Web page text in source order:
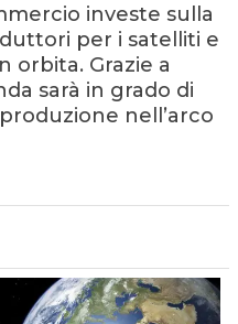
investe sulla
per i satelliti e
orbita. Grazie a
sarà in grado di
nell’arco